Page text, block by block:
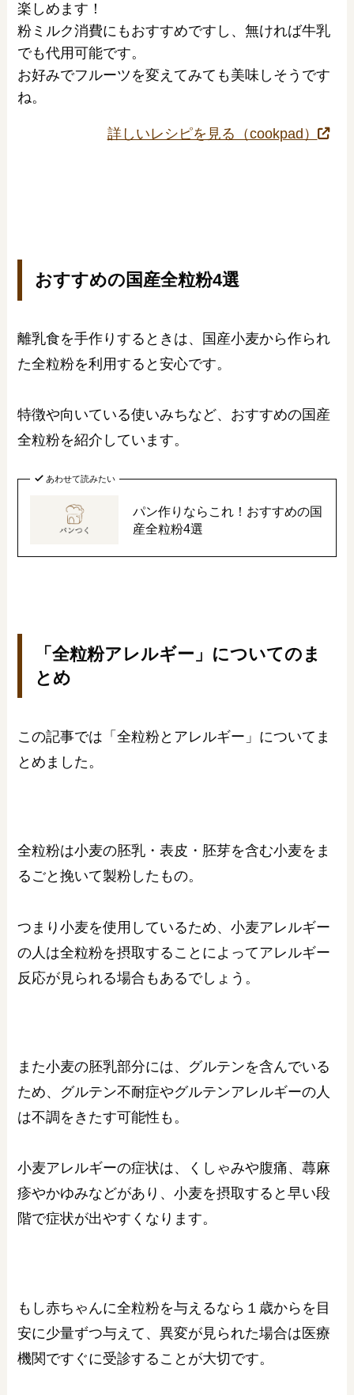
楽しめます！
粉ミルク消費にもおすすめですし、無ければ牛乳
でも代用可能です。
お好みでフルーツを変えてみても美味しそうです
ね。
詳しいレシピを見る（cookpad）
おすすめの国産全粒粉4選
離乳食を手作りするときは、国産小麦から作られ
た全粒粉を利用すると安心です。
特徴や向いている使いみちなど、おすすめの国産
全粒粉を紹介しています。
あわせて読みたい
パン作りならこれ！おすすめの国
産全粒粉4選
「全粒粉アレルギー」についてのま
とめ
この記事では「全粒粉とアレルギー」についてま
とめました。
全粒粉は小麦の胚乳・表皮・胚芽を含む小麦をま
るごと挽いて製粉したもの。
つまり小麦を使用しているため、小麦アレルギー
の人は全粒粉を摂取することによってアレルギー
反応が見られる場合もあるでしょう。
また小麦の胚乳部分には、グルテンを含んでいる
ため、グルテン不耐症やグルテンアレルギーの人
は不調をきたす可能性も。
小麦アレルギーの症状は、くしゃみや腹痛、蕁麻
疹やかゆみなどがあり、小麦を摂取すると早い段
階で症状が出やすくなります。
もし赤ちゃんに全粒粉を与えるなら１歳からを目
安に少量ずつ与えて、異変が見られた場合は医療
機関ですぐに受診することが大切です。